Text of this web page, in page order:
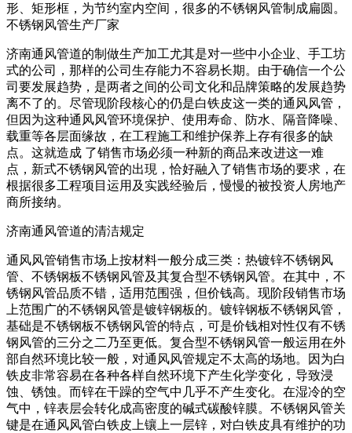
形、矩形框，为节约室内空间，很多的不锈钢风管制成扁圆。
不锈钢风管生产厂家
济南通风管道的制做生产加工尤其是对一些中小企业、手工坊
式的公司，那样的公司生存能力不容易长期。由于确信一个公
司要发展趋势，是两者之间的公司文化和品牌策略的发展趋势
离不了的。尽管现阶段核心的仍是白铁皮这一类的通风风管，
但因为这种通风风管环境保护、使用寿命、防水、隔音降噪、
载重等各层面缘故，在工程施工和维护保养上存有很多的缺
点。这就造成 了销售市场必须一种新的商品来改进这一难
点，新式不锈钢风管的出現，恰好融入了销售市场的要求，在
根据很多工程项目运用及实践经验后，慢慢的被投资人房地产
商所接纳。
济南通风管道的清洁规定
通风风管销售市场上按材料一般分成三类：热镀锌不锈钢风
管、不锈钢板不锈钢风管及其复合型不锈钢风管。在其中，不
锈钢风管品质不错，适用范围强，但价钱高。现阶段销售市场
上范围广的不锈钢风管是镀锌钢板的。镀锌钢板不锈钢风管，
基础是不锈钢板不锈钢风管的特点，可是价钱相对性仅有不锈
钢风管的三分之二乃至更低。复合型不锈钢风管一般运用在外
部自然环境比较一般，对通风风管规定不太高的场地。因为白
铁皮非常容易在各种各样自然环境下产生化学变化，导致浸
蚀、锈蚀。而锌在干躁的空气中几乎不产生变化。在湿冷的空
气中，锌表层会转化成高密度的碱式碳酸锌膜。不锈钢风管关
键是在通风风管白铁皮上镶上一层锌，对白铁皮具有维护的功